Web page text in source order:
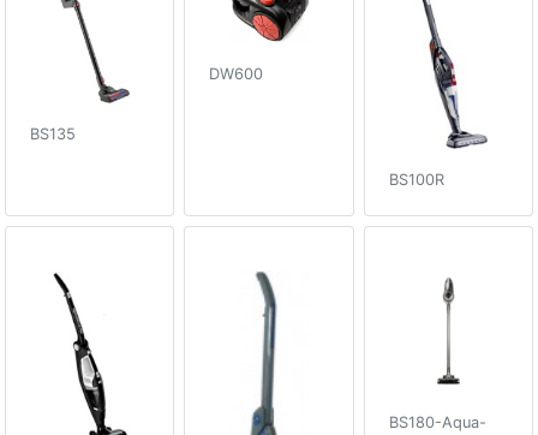
BS135
DW600
BS100R
BS180-Aqua-